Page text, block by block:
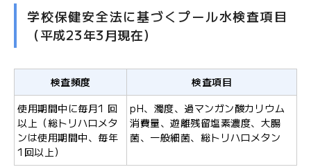
研修・セミナー
JFS規格の監査・取得支援
各検査のご依頼用紙
公益事業
検
査
窓
口
学校保健安全法に基づくプール水検査項目
（平成23年3月現在）
検査頻度
検査項目
使用期間中に毎月1 回
以上（総トリハロメタ
ンは使用期間中、毎年
1回以上）
pH、濁度、過マンガン酸カリウム
消費量、遊離残留塩素濃度、大腸
菌、一般細菌、総トリハロメタン